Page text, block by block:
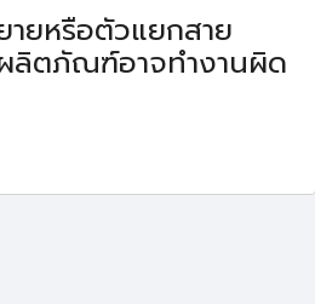
ายหรือตัวแยกสาย
ลิตภัณฑ์อาจทำงานผิด